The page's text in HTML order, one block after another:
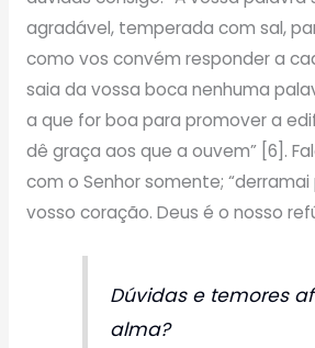
agradável, temperada com sal,
como vos convém responder a
saia da vossa boca nenhuma
a que for boa para promover a
dê graça aos que a ouvem” [6].
com o Senhor somente;
vosso coração. Deus é o nosso
Dúvidas e temores
alma?